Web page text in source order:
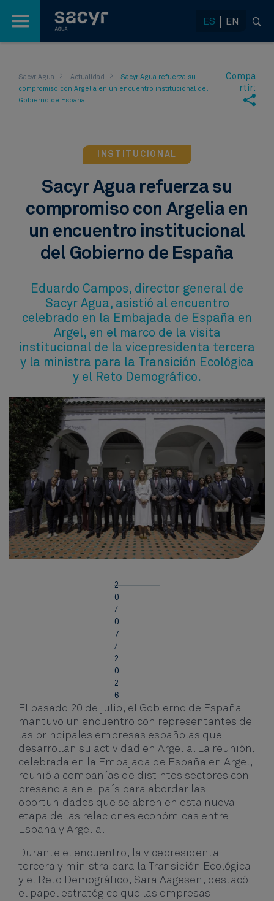
Saltar al contenido principal
ES
EN
Sacyr Agua Actualidad
Sacyr Agua refuerza su
compromiso con Argelia en un encuentro institucional del
Gobierno de España
Compa
rtir:
INSTITUCIONAL
Sacyr Agua refuerza su
compromiso con Argelia en
un encuentro institucional
del Gobierno de España
Eduardo Campos, director general de
Sacyr Agua, asistió al encuentro
celebrado en la Embajada de España en
Argel, en el marco de la visita
institucional de la vicepresidenta tercera
y la ministra para la Transición Ecológica
y el Reto Demográfico.
2
0
/
0
7
/
2
0
2
6
El pasado 20 de julio, el Gobierno de España
mantuvo un encuentro con representantes de
las principales empresas españolas que
desarrollan su actividad en Argelia. La reunión,
celebrada en la Embajada de España en Argel,
reunió a compañías de distintos sectores con
presencia en el país para abordar las
oportunidades que se abren en esta nueva
etapa de las relaciones económicas entre
España y Argelia.
Durante el encuentro, la vicepresidenta
tercera y ministra para la Transición Ecológica
y el Reto Demográfico, Sara Aagesen, destacó
el papel estratégico que las empresas